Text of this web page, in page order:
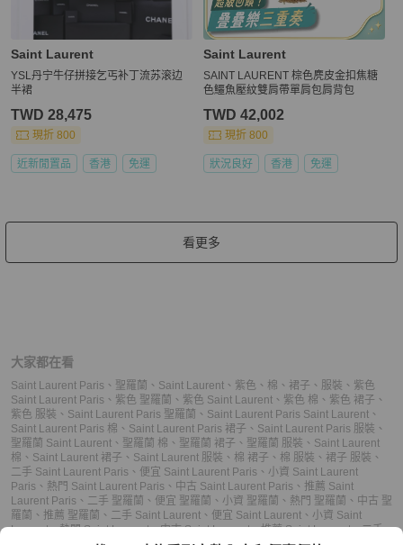
Saint Laurent
YSL丹宁牛仔拼接乞丐补丁流苏滚边
半裙
TWD 28,475
現折 800
近新閒置品 香港 免運
Saint Laurent
SAINT LAURENT 棕色麂皮金扣焦糖
色鱷魚壓紋雙肩帶單肩包肩背包
TWD 42,002
現折 800
狀況良好 香港 免運
看更多
大家都在看
Saint Laurent Paris 、 聖羅蘭 、 Saint Laurent 、 紫色 、 棉 、 裙子 、 服裝 、 紫色
Saint Laurent Paris 、 紫色 聖羅蘭 、 紫色 Saint Laurent 、 紫色 棉 、 紫色 裙子 、
紫色 服裝 、 Saint Laurent Paris 聖羅蘭 、 Saint Laurent Paris Saint Laurent 、
Saint Laurent Paris 棉 、 Saint Laurent Paris 裙子 、 Saint Laurent Paris 服裝 、
聖羅蘭 Saint Laurent 、 聖羅蘭 棉 、 聖羅蘭 裙子 、 聖羅蘭 服裝 、 Saint Laurent
棉 、 Saint Laurent 裙子 、 Saint Laurent 服裝 、 棉 裙子 、 棉 服裝 、 裙子 服裝 、
二手 Saint Laurent Paris 、 便宜 Saint Laurent Paris 、 小資 Saint Laurent
Paris 、 熱門 Saint Laurent Paris 、 中古 Saint Laurent Paris 、 推薦 Saint
Laurent Paris 、 二手 聖羅蘭 、 便宜 聖羅蘭 、 小資 聖羅蘭 、 熱門 聖羅蘭 、 中古 聖
羅蘭 、 推薦 聖羅蘭 、 二手 Saint Laurent 、 便宜 Saint Laurent 、 小資 Saint
Laurent、熱門 Saint Laurent、中古 Saint Laurent、推薦 Saint Laurent、二手